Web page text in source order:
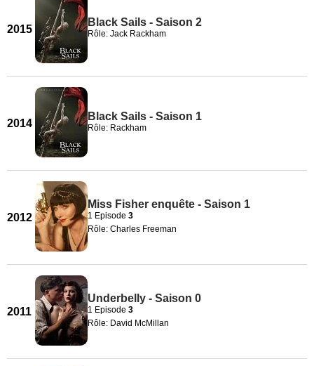
2015
Black Sails - Saison 2
Rôle: Jack Rackham
2014
Black Sails - Saison 1
Rôle: Rackham
2012
Miss Fisher enquête - Saison 1
1 Episode 3
Rôle: Charles Freeman
2011
Underbelly - Saison 0
1 Episode 3
Rôle: David McMillan